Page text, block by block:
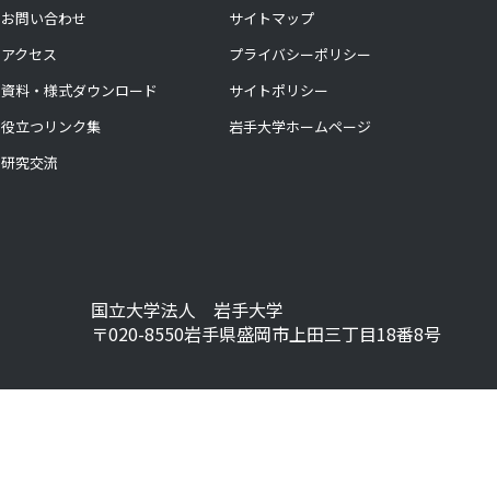
お問い合わせ
アクセス
資料・様式ダウンロード
役立つリンク集
研究交流
サイトマップ
プライバシーポリシー
サイトポリシー
岩手大学ホームページ
国立大学法人 岩手大学
〒020-8550岩手県盛岡市上田三丁目18番8号